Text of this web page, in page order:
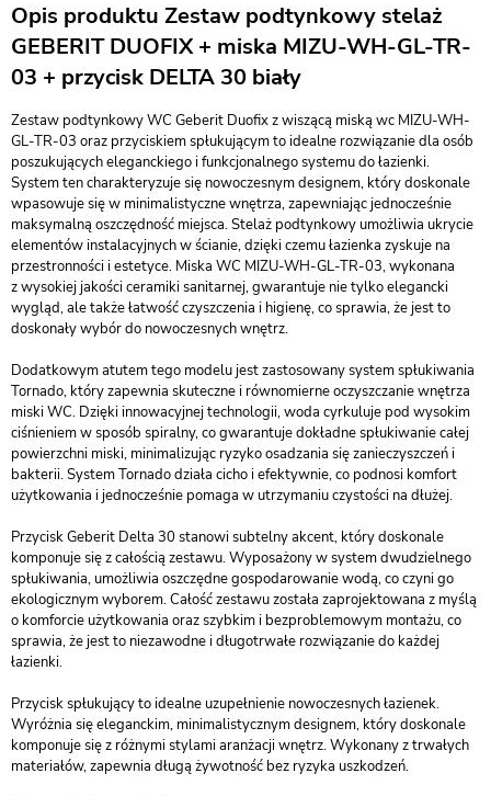
Opis produktu Zestaw podtynkowy stelaż
GEBERIT DUOFIX + miska MIZU-WH-GL-TR-
03 + przycisk DELTA 30 biały
Zestaw podtynkowy WC Geberit Duofix z wiszącą miską wc MIZU-WH-
GL-TR-03 oraz przyciskiem spłukującym to idealne rozwiązanie dla osób
poszukujących eleganckiego i funkcjonalnego systemu do łazienki.
System ten charakteryzuje się nowoczesnym designem, który doskonale
wpasowuje się w minimalistyczne wnętrza, zapewniając jednocześnie
maksymalną oszczędność miejsca. Stelaż podtynkowy umożliwia ukrycie
elementów instalacyjnych w ścianie, dzięki czemu łazienka zyskuje na
przestronności i estetyce. Miska WC MIZU-WH-GL-TR-03, wykonana
z wysokiej jakości ceramiki sanitarnej, gwarantuje nie tylko elegancki
wygląd, ale także łatwość czyszczenia i higienę, co sprawia, że jest to
doskonały wybór do nowoczesnych wnętrz.
Dodatkowym atutem tego modelu jest zastosowany system spłukiwania
Tornado, który zapewnia skuteczne i równomierne oczyszczanie wnętrza
miski WC. Dzięki innowacyjnej technologii, woda cyrkuluje pod wysokim
ciśnieniem w sposób spiralny, co gwarantuje dokładne spłukiwanie całej
powierzchni miski, minimalizując ryzyko osadzania się zanieczyszczeń i
bakterii. System Tornado działa cicho i efektywnie, co podnosi komfort
użytkowania i jednocześnie pomaga w utrzymaniu czystości na dłużej.
Przycisk Geberit Delta 30 stanowi subtelny akcent, który doskonale
komponuje się z całością zestawu. Wyposażony w system dwudzielnego
spłukiwania, umożliwia oszczędne gospodarowanie wodą, co czyni go
ekologicznym wyborem. Całość zestawu została zaprojektowana z myślą
o komforcie użytkowania oraz szybkim i bezproblemowym montażu, co
sprawia, że jest to niezawodne i długotrwałe rozwiązanie do każdej
łazienki.
Przycisk spłukujący to idealne uzupełnienie nowoczesnych łazienek.
Wyróżnia się eleganckim, minimalistycznym designem, który doskonale
komponuje się z różnymi stylami aranżacji wnętrz. Wykonany z trwałych
materiałów, zapewnia długą żywotność bez ryzyka uszkodzeń.